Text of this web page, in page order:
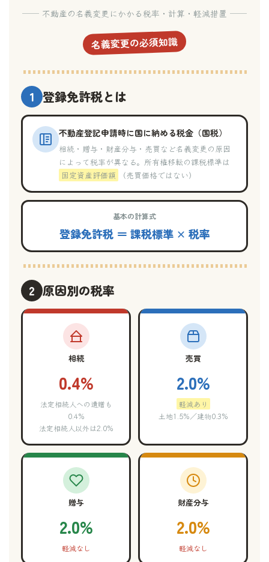
── 不動産の名義変更にかかる税率・計算・軽減措置 ──
名義変更の必須知識
1 登録免許税とは
不動産登記申請時に国に納める税金（国税）
相続・贈与・財産分与・売買など名義変更の原因
によって税率が異なる。所有権移転の課税標準は
固定資産評価額
（売買価格ではない）
基本の計算式
登録免許税 ＝ 課税標準 × 税率
2 原因別の税率
相続
0.4%
法定相続人への遺贈も
0.4%
法定相続人以外は2.0%
売買
2.0%
軽減あり
土地1.5%／建物0.3%
贈与
2.0%
軽減なし
財産分与
2.0%
軽減なし